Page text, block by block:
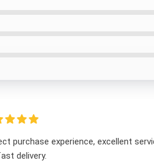
purchase experience, excellent
delivery.